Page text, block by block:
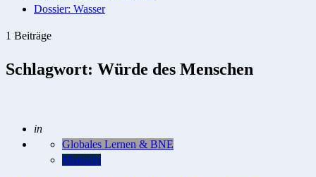
Dossier: Wasser
1 Beiträge
Schlagwort: Würde des Menschen
Geschrieben
in
Globales Lernen & BNE
Magazin